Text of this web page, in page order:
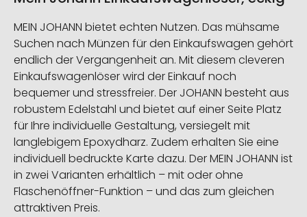
MEIN JOHANN bietet echten Nutzen. Das mühsame
Suchen nach Münzen für den Einkaufswagen gehört
endlich der Vergangenheit an. Mit diesem cleveren
Einkaufswagenlöser wird der Einkauf noch
bequemer und stressfreier. Der JOHANN besteht aus
robustem Edelstahl und bietet auf einer Seite Platz
für Ihre individuelle Gestaltung, versiegelt mit
langlebigem Epoxydharz. Zudem erhalten Sie eine
individuell bedruckte Karte dazu. Der MEIN JOHANN ist
in zwei Varianten erhältlich – mit oder ohne
Flaschenöffner-Funktion – und das zum gleichen
attraktiven Preis.